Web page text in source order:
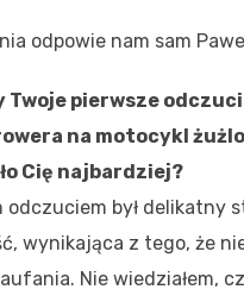
odpowie nam sam
Twoje pierwsze
na motocykl
Cię najbardziej?
odczuciem był delikatny
wynikająca z tego, że
Nie wiedziałem,